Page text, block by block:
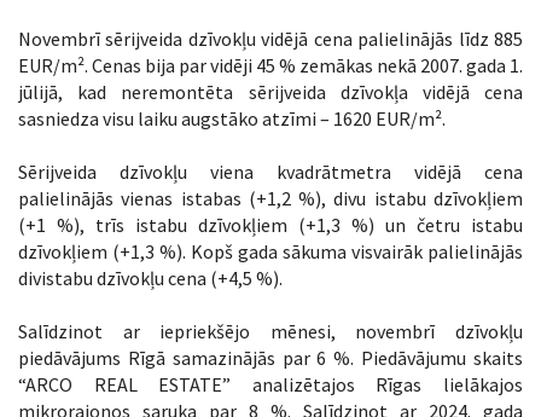
Novembrī sērijveida dzīvokļu vidējā cena palielinājās līdz 885
EUR/m². Cenas bija par vidēji 45 % zemākas nekā 2007. gada 1.
jūlijā, kad neremontēta sērijveida dzīvokļa vidējā cena
sasniedza visu laiku augstāko atzīmi – 1620 EUR/m².
Sērijveida dzīvokļu viena kvadrātmetra vidējā cena
palielinājās vienas istabas (+1,2 %), divu istabu dzīvokļiem
(+1 %), trīs istabu dzīvokļiem (+1,3 %) un četru istabu
dzīvokļiem (+1,3 %). Kopš gada sākuma visvairāk palielinājās
divistabu dzīvokļu cena (+4,5 %).
Salīdzinot ar iepriekšējo mēnesi, novembrī dzīvokļu
piedāvājums Rīgā samazinājās par 6 %. Piedāvājumu skaits
“ARCO REAL ESTATE” analizētajos Rīgas lielākajos
mikrorajonos saruka par 8 %. Salīdzinot ar 2024. gada